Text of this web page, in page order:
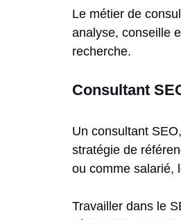
Le métier de
analyse, conseille
recherche.
Consultant
Un consultant
stratégie de
ou comme salarié,
Travailler dans le